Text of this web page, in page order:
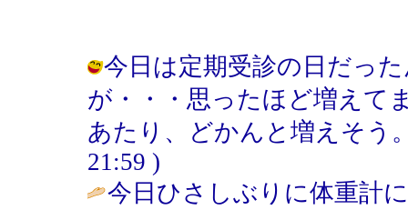
今日は定期受診の日だっ
が・・・思ったほど増えて
あたり、どかんと増えそう
21:59 )
今日ひさしぶりに体重計